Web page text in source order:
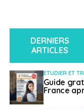
DERNIERS
ARTICLES
ETUDIER ET
Guide
France